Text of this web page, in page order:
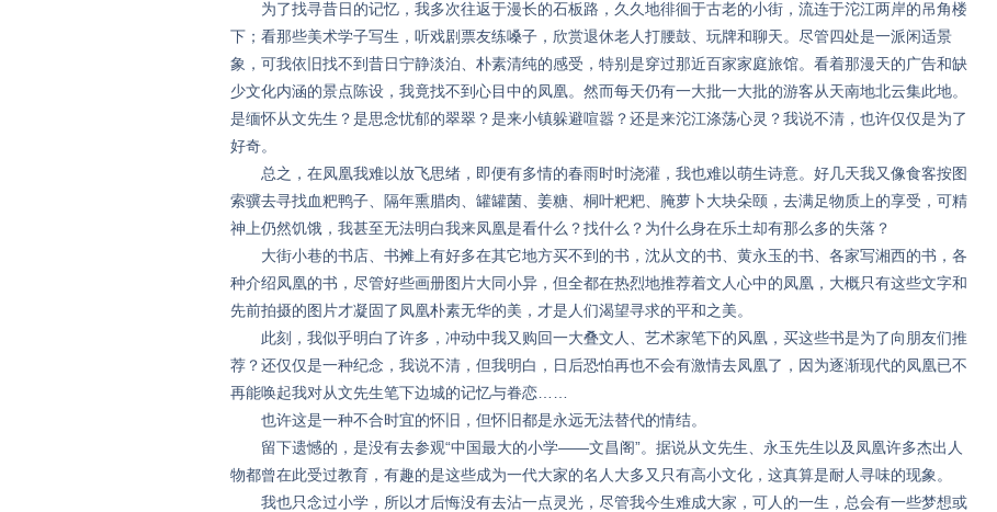
为了找寻昔日的记忆，我多次往返于漫长的石板路，久久地徘徊于古老的小街，流连于沱江两岸的吊角楼
下；看那些美术学子写生，听戏剧票友练嗓子，欣赏退休老人打腰鼓、玩牌和聊天。尽管四处是一派闲适景
象，可我依旧找不到昔日宁静淡泊、朴素清纯的感受，特别是穿过那近百家家庭旅馆。看着那漫天的广告和缺
少文化内涵的景点陈设，我竟找不到心目中的凤凰。然而每天仍有一大批一大批的游客从天南地北云集此地。
是缅怀从文先生？是思念忧郁的翠翠？是来小镇躲避喧嚣？还是来沱江涤荡心灵？我说不清，也许仅仅是为了
好奇。
总之，在凤凰我难以放飞思绪，即便有多情的春雨时时浇灌，我也难以萌生诗意。好几天我又像食客按图
索骥去寻找血粑鸭子、隔年熏腊肉、罐罐菌、姜糖、桐叶粑粑、腌萝卜大块朵颐，去满足物质上的享受，可精
神上仍然饥饿，我甚至无法明白我来凤凰是看什么？找什么？为什么身在乐土却有那么多的失落？
大街小巷的书店、书摊上有好多在其它地方买不到的书，沈从文的书、黄永玉的书、各家写湘西的书，各
种介绍凤凰的书，尽管好些画册图片大同小异，但全都在热烈地推荐着文人心中的凤凰，大概只有这些文字和
先前拍摄的图片才凝固了凤凰朴素无华的美，才是人们渴望寻求的平和之美。
此刻，我似乎明白了许多，冲动中我又购回一大叠文人、艺术家笔下的风凰，买这些书是为了向朋友们推
荐？还仅仅是一种纪念，我说不清，但我明白，日后恐怕再也不会有激情去凤凰了，因为逐渐现代的凤凰已不
再能唤起我对从文先生笔下边城的记忆与眷恋……
也许这是一种不合时宜的怀旧，但怀旧都是永远无法替代的情结。
留下遗憾的，是没有去参观“中国最大的小学——文昌阁”。据说从文先生、永玉先生以及凤凰许多杰出人
物都曾在此受过教育，有趣的是这些成为一代大家的名人大多又只有高小文化，这真算是耐人寻味的现象。
我也只念过小学，所以才后悔没有去沾一点灵光，尽管我今生难成大家，可人的一生，总会有一些梦想或